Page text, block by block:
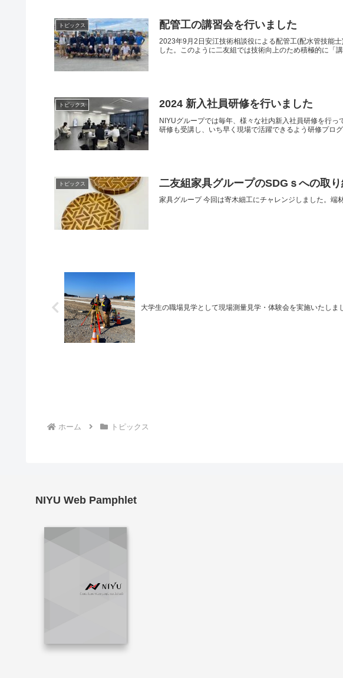
トピックス 配管工の講習会を行いました
2023年9月2日安江技術相談役による配管工(配水管技能
した。このように二友組では技術向上のため積極的に「講
トピックス 2024 新入社員研修を行いました
NIYUグループでは毎年、様々な社内新入社員研修を行
研修も受講し、いち早く現場で活躍できるよう研修プロ
トピックス 二友組家具グループのSDGｓへの取
家具グループ 今回は寄木細工にチャレンジしました。端
大学生の職場見学として現場測量見学・体験会を実施いたしま
ホーム トピックス
NIYU Web Pamphlet